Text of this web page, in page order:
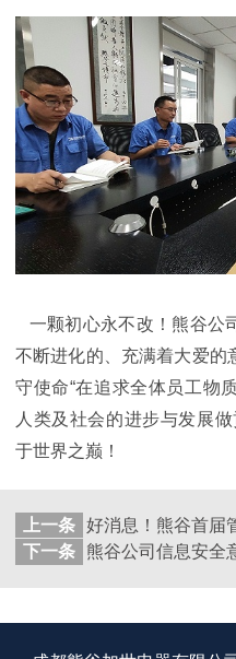
一颗初心永不改！熊谷公
不断进化的、充满着大爱的
守使命“在追求全体员工物
人类及社会的进步与发展
于世界之巅！
上一条
下一条